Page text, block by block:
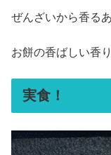
ぜんざいから香る
お餅の香ばしい香
実食！